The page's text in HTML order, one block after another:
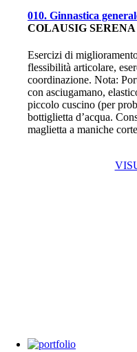
010. Ginnastica
COLAUSIG SERENA
Esercizi di
flessibilità articolare,
coordinazione. Nota:
con asciugamano,
piccolo cuscino (per
bottiglietta d’acqua.
maglietta a maniche